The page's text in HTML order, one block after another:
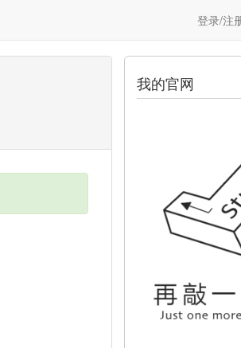
登录/注
我的官网